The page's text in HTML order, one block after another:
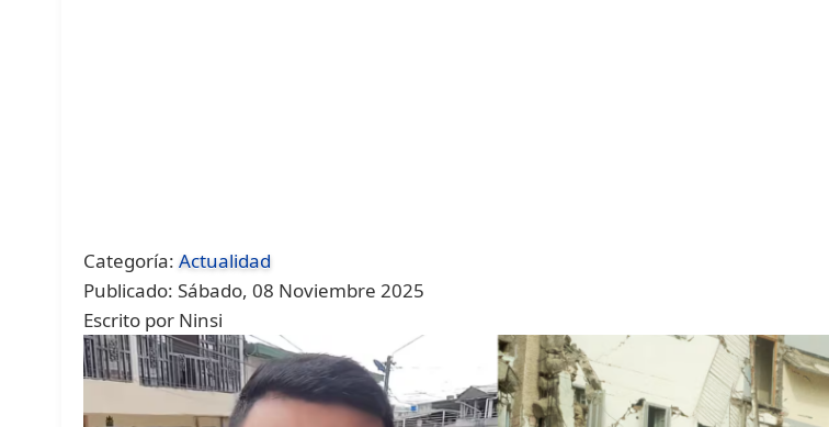
Categoría:Actualidad
Publicado: Sábado, 08 Noviembre 2025
Escrito por Ninsi